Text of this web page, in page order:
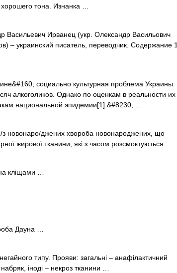
тона. Изнанка …
Васильевич Ирванец (укр. Олександр Васильович
– украинский писатель, переводчик. Содержание 1
социально культурная проблема Украины.
алкоголиков. Однако по оценкам в реальности их
национальной эпидемии[1].&#8230; …
з новонаро/джених хвороба новонароджених, що
жирової тканини, які з часом розсмоктуються …
кліщами …
Дауна …
типу. Прояви: загальні – анафілактичний
іноді – некроз тканини …